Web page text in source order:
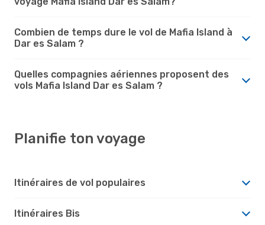
Combien de temps dure le vol de Mafia Island à
Dar es Salam ?
Quelles compagnies aériennes proposent des
vols Mafia Island Dar es Salam ?
Planifie ton voyage
Itinéraires de vol populaires
Itinéraires Bis